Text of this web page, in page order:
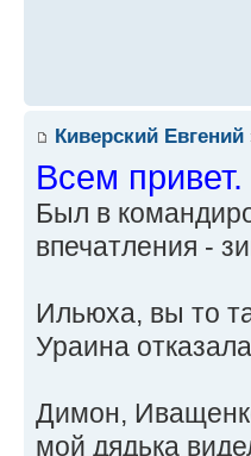
Киверский Евгений
Всем
Был в
впечатления -
Ильюха, вы то
Ураина
Димон,
мой дядька